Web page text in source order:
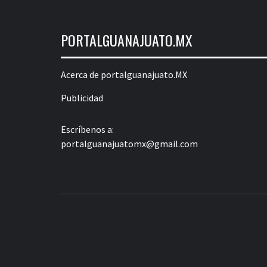
PORTALGUANAJUATO.MX
Acerca de portalguanajuato.MX
Publicidad
Escríbenos a:
portalguanajuatomx@gmail.com